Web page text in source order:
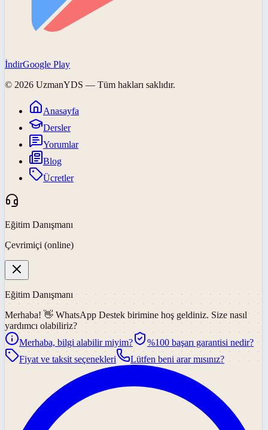
İndirGoogle Play
© 2026 UzmanYDS — Tüm hakları saklıdır.
Anasayfa
Dersler
Yorumlar
Blog
Ücretler
Eğitim Danışmanı
Çevrimiçi (online)
Eğitim Danışmanı
Merhaba! 👋 WhatsApp Destek birimine hoş geldiniz. Size nasıl
yardımcı olabiliriz?
Merhaba, bilgi alabilir miyim?
%100 başarı garantisi nedir?
Fiyat ve taksit seçenekleri
Lütfen beni arar mısınız?